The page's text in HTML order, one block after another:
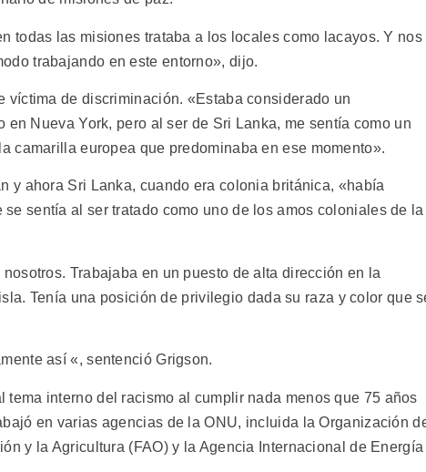
todas las misiones trataba a los locales como lacayos. Y nos
trabajando en este entorno», dijo.
víctima de discriminación. «Estaba considerado un
en Nueva York, pero al ser de Sri Lanka, me sentía como un
camarilla europea que predominaba en ese momento».
y ahora Sri Lanka, cuando era colonia británica, «había
sentía al ser tratado como uno de los amos coloniales de la
Trabajaba en un puesto de alta dirección en la
Tenía una posición de privilegio dada su raza y color que
así «, sentenció Grigson.
tema interno del racismo al cumplir nada menos que 75 años
en varias agencias de la ONU, incluida la Organización
y la Agricultura (FAO) y la Agencia Internacional de Energía